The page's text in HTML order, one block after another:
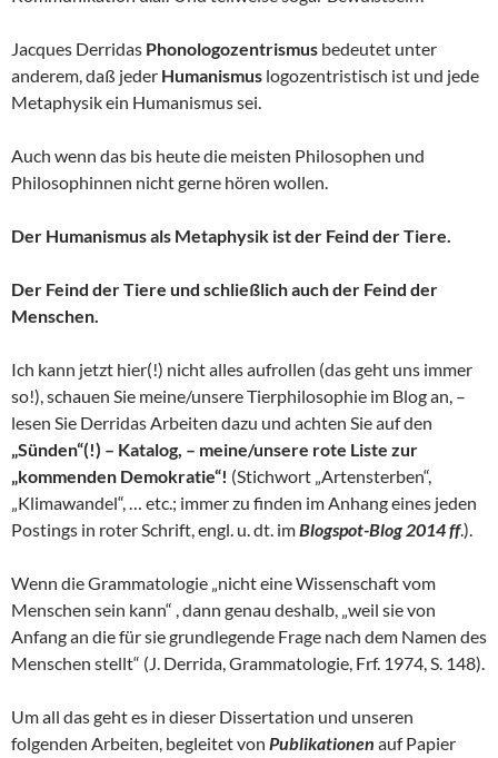
Jacques Derridas Phonologozentrismus bedeutet unter
anderem, daß jeder Humanismus logozentristisch ist und jede
Metaphysik ein Humanismus sei.
Auch wenn das bis heute die meisten Philosophen und
Philosophinnen nicht gerne hören wollen.
Der Humanismus als Metaphysik ist der Feind der Tiere.
Der Feind der Tiere und schließlich auch der Feind der
Menschen.
Ich kann jetzt hier(!) nicht alles aufrollen (das geht uns immer
so!), schauen Sie meine/unsere Tierphilosophie im Blog an, –
lesen Sie Derridas Arbeiten dazu und achten Sie auf den
„Sünden“(!) – Katalog, – meine/unsere rote Liste zur
„kommenden Demokratie“! (Stichwort „Artensterben“,
„Klimawandel“, … etc.; immer zu finden im Anhang eines jeden
Postings in roter Schrift, engl. u. dt. imBlogspot-Blog 2014 ff.).
Wenn die Grammatologie „nicht eine Wissenschaft vom
Menschen sein kann“ , dann genau deshalb, „weil sie von
Anfang an die für sie grundlegende Frage nach dem Namen des
Menschen stellt“ (J. Derrida, Grammatologie, Frf. 1974, S. 148).
Um all das geht es in dieser Dissertation und unseren
folgenden Arbeiten, begleitet von Publikationen auf Papier